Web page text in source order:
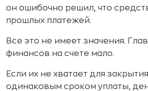
он ошибочно решил, что
прошлых платежей.
Все это не имеет значения.
финансов на счете мало.
Если их не хватает для
одинаковым сроком уплаты,